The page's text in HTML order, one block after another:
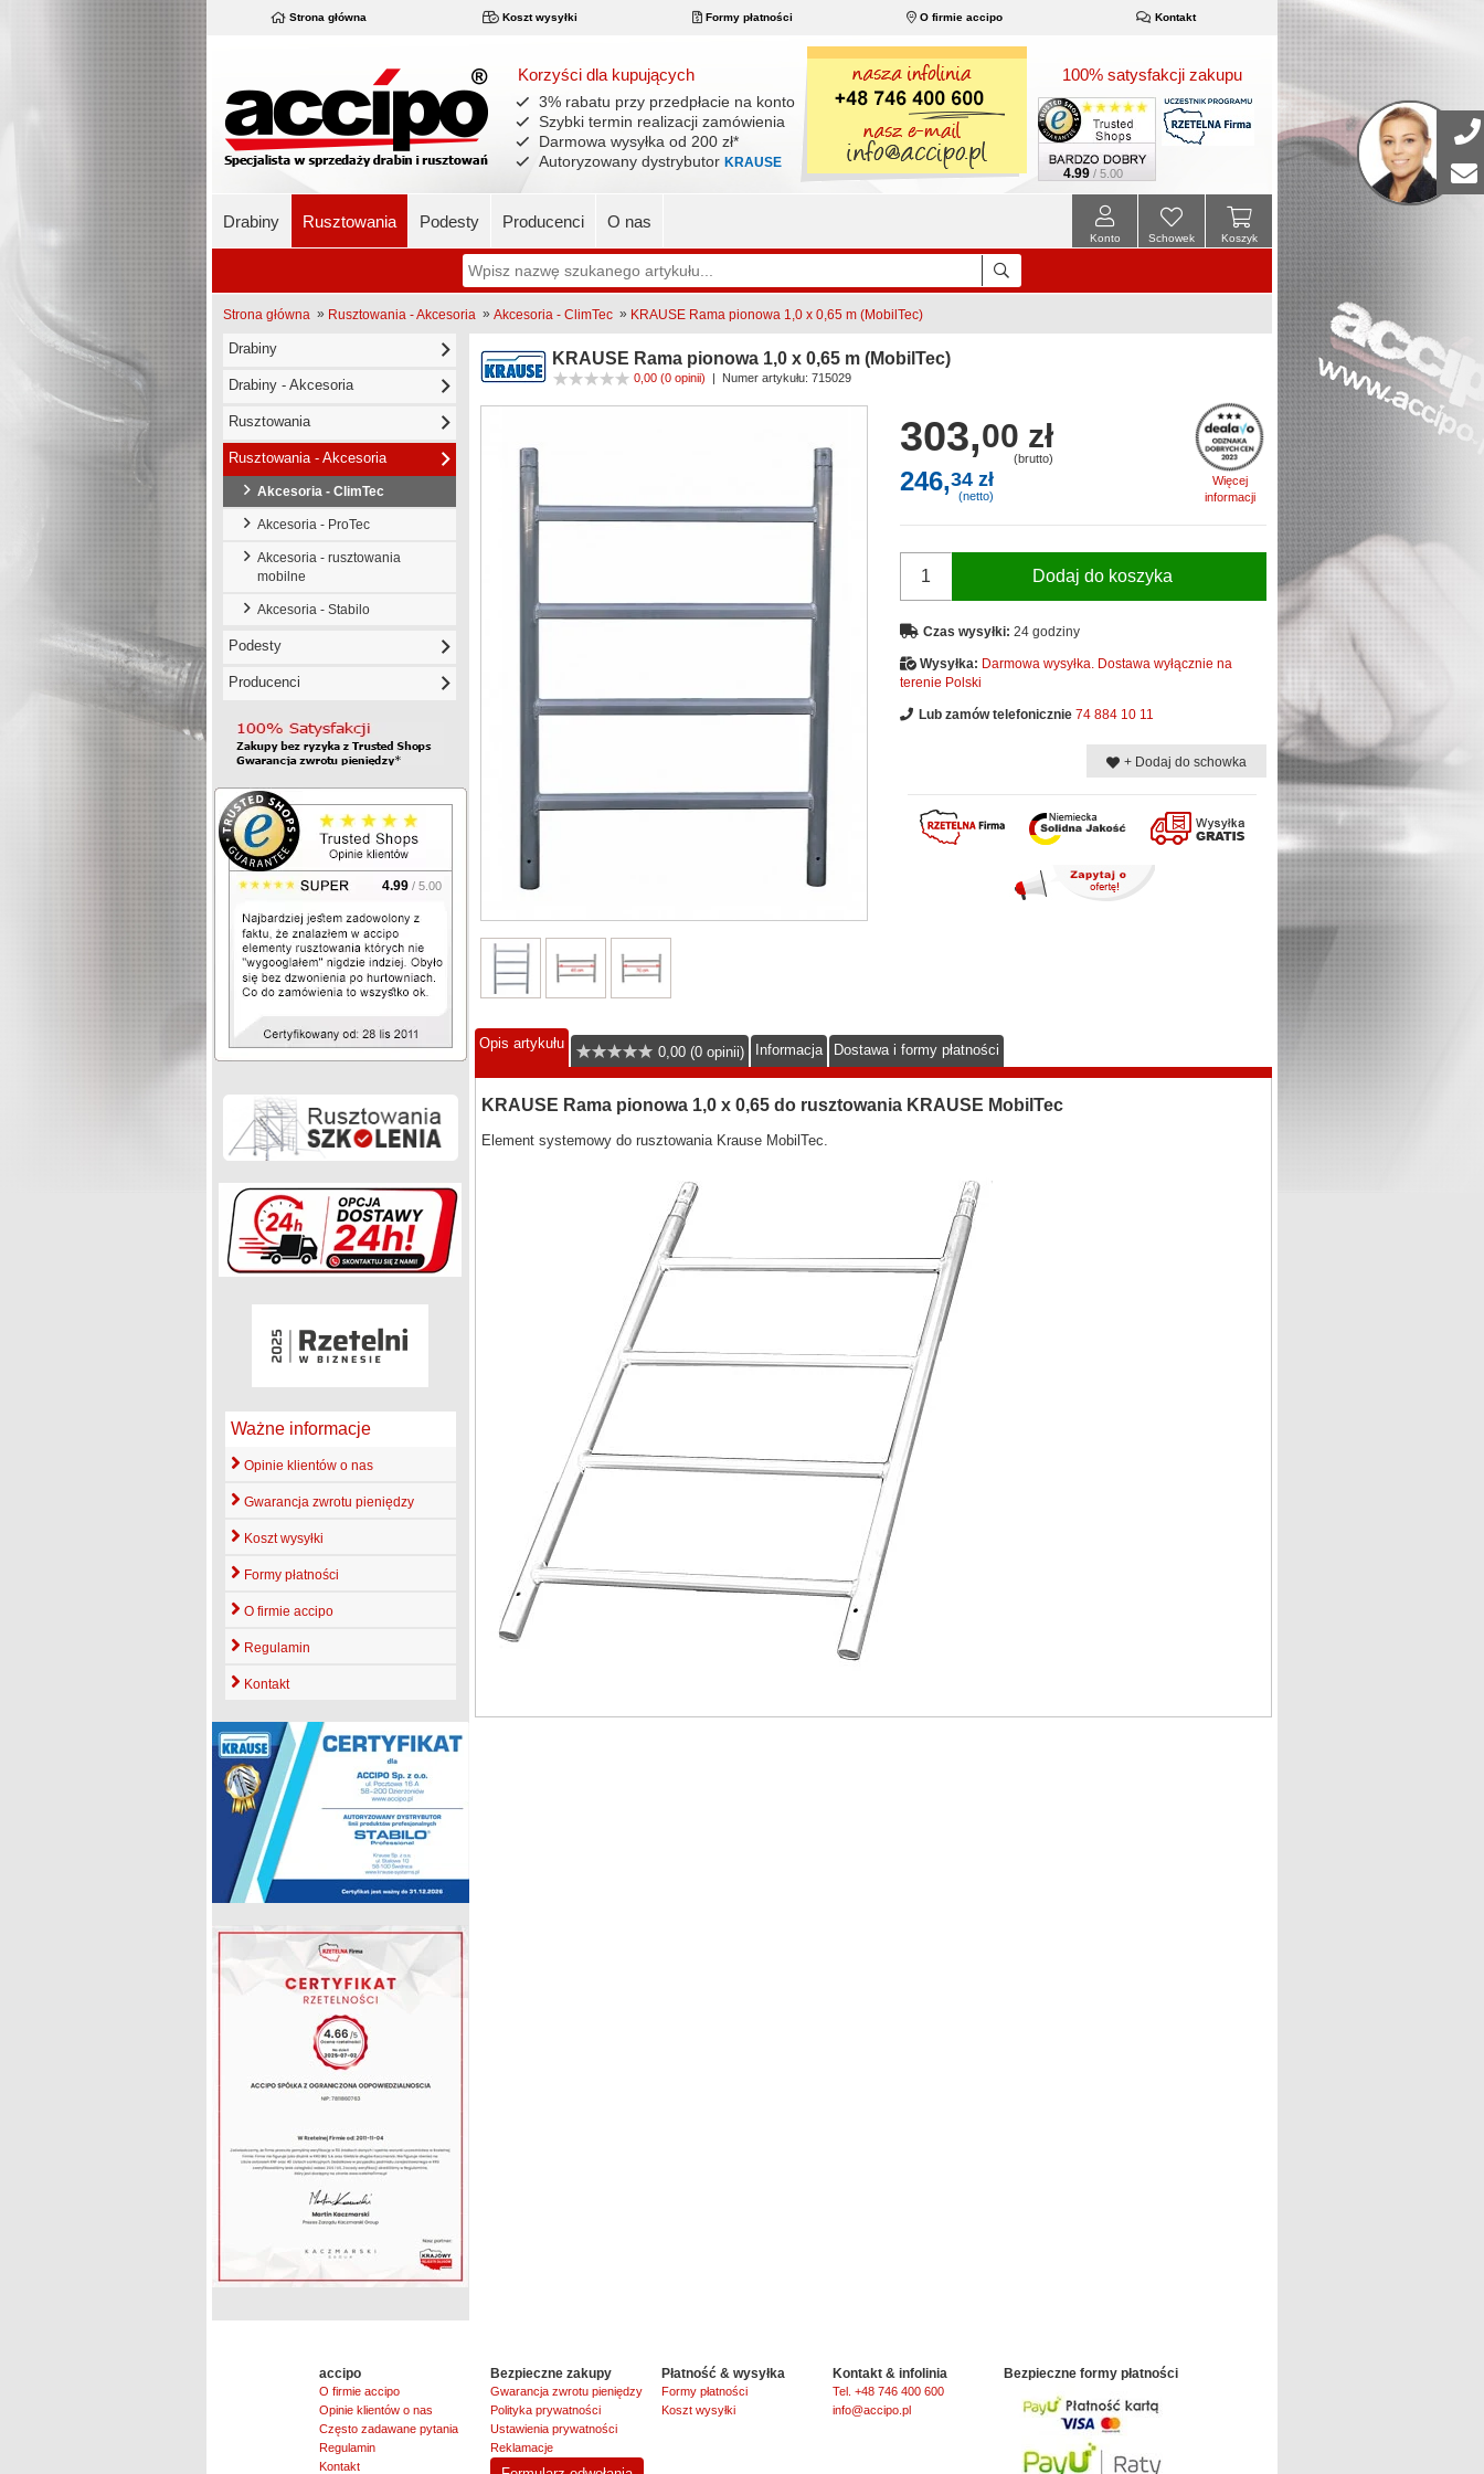
Strona główna Koszt wysyłki Formy płatności O firmie accipo Kontakt
Korzyści dla kupujących
3% rabatu przy przedpłacie na konto
Szybki termin realizacji zamówienia
Darmowa wysyłka od 200 zł*
Autoryzowany dystrybutor KRAUSE
100% satysfakcji zakupu
4.99 / 5.00
Drabiny Rusztowania Podesty Producenci O nas
Koszyk
Schowek
Konto
Strona główna » Rusztowania - Akcesoria » Akcesoria - ClimTec » KRAUSE Rama pionowa 1,0 x 0,65 m (MobilTec)
Drabiny
Drabiny - Akcesoria
Rusztowania
Rusztowania - Akcesoria
Akcesoria - ClimTec
Akcesoria - ProTec
Akcesoria - rusztowania
mobilne
Akcesoria - Stabilo
Podesty
Producenci
4.99 / 5.00
Ważne informacje
Opinie klientów o nas
Gwarancja zwrotu pieniędzy
Koszt wysyłki
Formy płatności
O firmie accipo
Regulamin
Kontakt
KRAUSE Rama pionowa 1,0 x 0,65 m (MobilTec)
0,00 (0 opinii) | Numer artykułu: 715029
Więcej
informacji
303,00 zł
(brutto)
246,34 zł
(netto)
Dodaj do koszyka
Czas wysyłki: 24 godziny
Wysyłka: Darmowa wysyłka. Dostawa wyłącznie na
terenie Polski
Lub zamów telefonicznie 74 884 10 11
+ Dodaj do schowka
Opis artykułu
0,00 (0 opinii) Informacja Dostawa i formy płatności
KRAUSE Rama pionowa 1,0 x 0,65 do rusztowania KRAUSE MobilTec
Element systemowy do rusztowania Krause MobilTec.
accipo
O firmie accipo
Opinie klientów o nas
Często zadawane pytania
Regulamin
Kontakt
Bezpieczne zakupy
Gwarancja zwrotu pieniędzy
Polityka prywatności
Ustawienia prywatności
Reklamacje
Płatność & wysyłka
Formy płatności
Koszt wysyłki
Kontakt & infolinia
Tel. +48 746 400 600
info@accipo.pl
Bezpieczne formy płatności